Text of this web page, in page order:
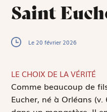
Saint
Le 20 février 2026
LE CHOIX DE LA VÉRITÉ
Comme beaucoup de
Eucher, né à Orléans